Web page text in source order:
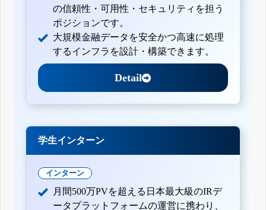
の信頼性・可用性・セキュリティを担う
ポジションです。
大規模金融データを安全かつ高速に処理
するインフラを設計・構築できます。
Detail
学生インターン
インターン
月間500万PVを超える日本最大級のIRデ
ータプラットフォームの運営に携わり、